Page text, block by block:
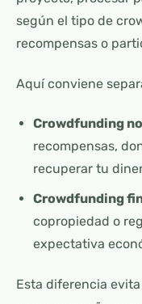
según el tipo de
recompensas o
Aquí conviene
Crowdfunding
recompensas,
recuperar tu
Crowdfunding
copropiedad o
expectativa
Esta diferencia